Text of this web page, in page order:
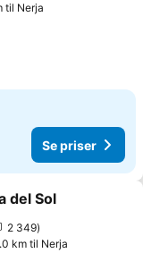
til Nerja
Se priser
del Sol
2 349
km til Nerja